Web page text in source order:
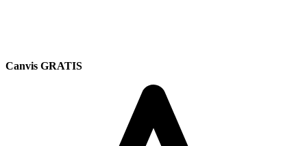
Canvis GRATIS